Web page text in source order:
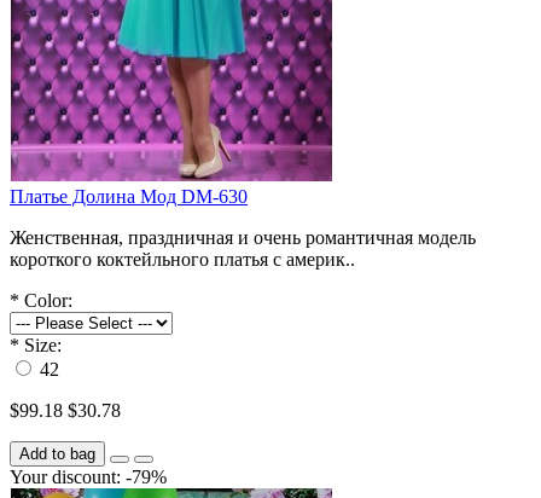
Платье Долина Мод DM-630
Женственная, праздничная и очень романтичная модель
короткого коктейльного платья с америк..
* Color:
* Size:
42
$99.18 $30.78
Add to bag
Your discount: -79%